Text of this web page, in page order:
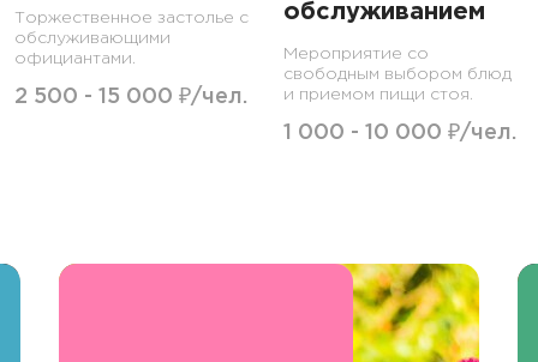
Торжественное застолье с
обслуживающими
официантами.
2 500 - 15 000 ₽/чел.
обслуживанием
Мероприятие со
свободным выбором блюд
и приемом пищи стоя.
1 000 - 10 000 ₽/чел.